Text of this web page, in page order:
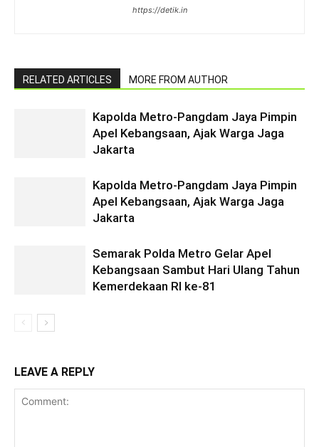
https://detik.in
RELATED ARTICLES MORE FROM AUTHOR
Kapolda Metro-Pangdam Jaya Pimpin
Apel Kebangsaan, Ajak Warga Jaga
Jakarta
Kapolda Metro-Pangdam Jaya Pimpin
Apel Kebangsaan, Ajak Warga Jaga
Jakarta
Semarak Polda Metro Gelar Apel
Kebangsaan Sambut Hari Ulang Tahun
Kemerdekaan RI ke-81
LEAVE A REPLY